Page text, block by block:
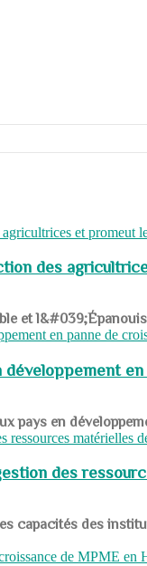
des
et
pays en
des
capacités des